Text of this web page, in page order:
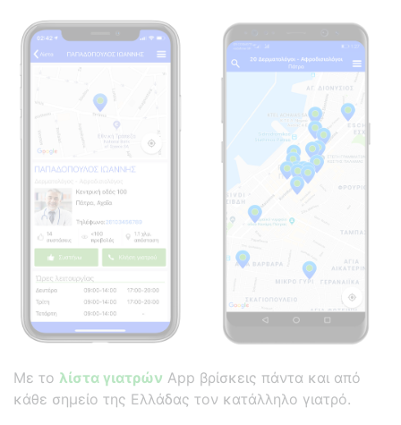
Με το λίστα γιατρών App βρίσκεις πάντα και από
κάθε σημείο της Ελλάδας τον κατάλληλο γιατρό.